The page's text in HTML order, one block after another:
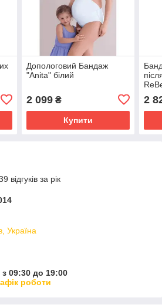
Допологовий Бандаж
"Anita" білий
2 099₴
Купити
2
відгуків за рік
Україна
09:30 до 19:00
роботи